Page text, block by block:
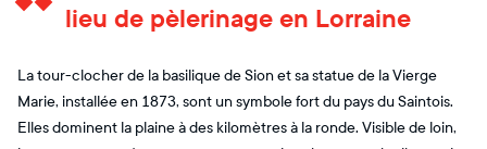
lieu de pèlerinage en Lorraine
La tour-clocher de la basilique de Sion et sa statue de la Vierge
Marie, installée en 1873, sont un symbole fort du pays du Saintois.
Elles dominent la plaine à des kilomètres à la ronde. Visible de loin,